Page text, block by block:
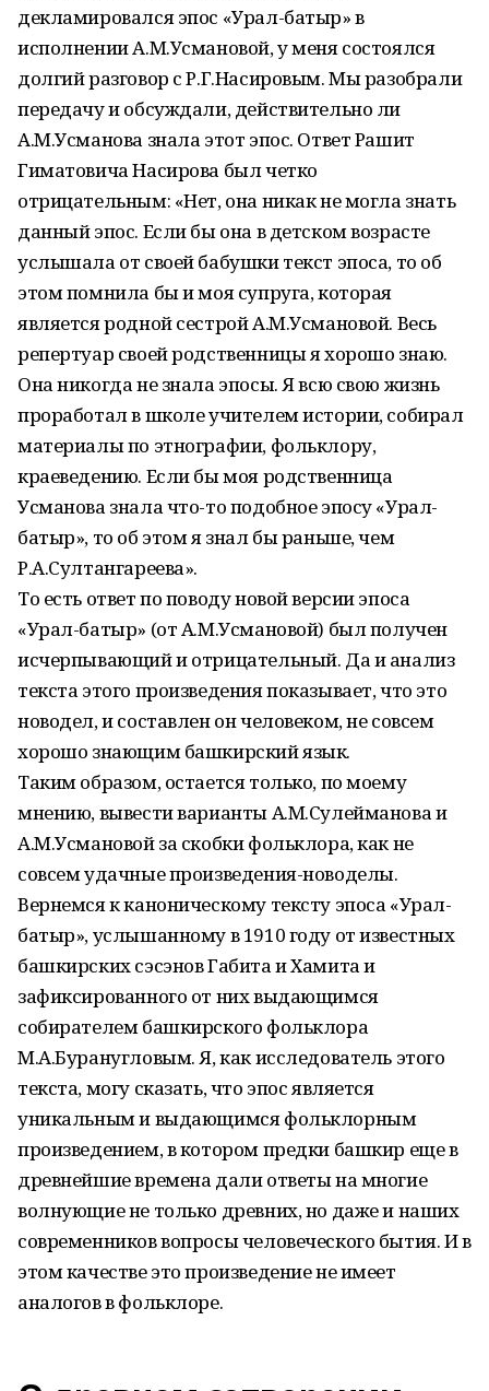
декламировался эпос «Урал-батыр» в
исполнении А.М.Усмановой, у меня состоялся
долгий разговор с Р.Г.Насировым. Мы разобрали
передачу и обсуждали, действительно ли
А.М.Усманова знала этот эпос. Ответ Рашит
Гиматовича Насирова был четко
отрицательным: «Нет, она никак не могла знать
данный эпос. Если бы она в детском возрасте
услышала от своей бабушки текст эпоса, то об
этом помнила бы и моя супруга, которая
является родной сестрой А.М.Усмановой. Весь
репертуар своей родственницы я хорошо знаю.
Она никогда не знала эпосы. Я всю свою жизнь
проработал в школе учителем истории, собирал
материалы по этнографии, фольклору,
краеведению. Если бы моя родственница
Усманова знала что-то подобное эпосу «Урал-
батыр», то об этом я знал бы раньше, чем
Р.А.Султангареева».
То есть ответ по поводу новой версии эпоса
«Урал-батыр» (от А.М.Усмановой) был получен
исчерпывающий и отрицательный. Да и анализ
текста этого произведения показывает, что это
новодел, и составлен он человеком, не совсем
хорошо знающим башкирский язык.
Таким образом, остается только, по моему
мнению, вывести варианты А.М.Сулейманова и
А.М.Усмановой за скобки фольклора, как не
совсем удачные произведения-новоделы.
Вернемся к каноническому тексту эпоса «Урал-
батыр», услышанному в 1910 году от известных
башкирских сэсэнов Габита и Хамита и
зафиксированного от них выдающимся
собирателем башкирского фольклора
М.А.Буранугловым. Я, как исследователь этого
текста, могу сказать, что эпос является
уникальным и выдающимся фольклорным
произведением, в котором предки башкир еще в
древнейшие времена дали ответы на многие
волнующие не только древних, но даже и наших
современников вопросы человеческого бытия. И в
этом качестве это произведение не имеет
аналогов в фольклоре.